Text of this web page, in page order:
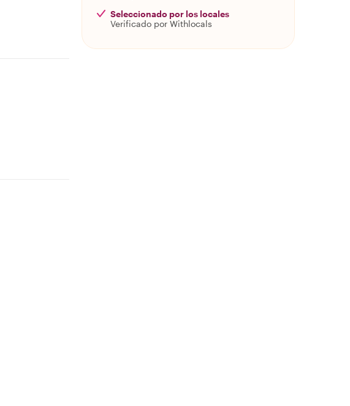
Seleccionado por los locales
Verificado por Withlocals